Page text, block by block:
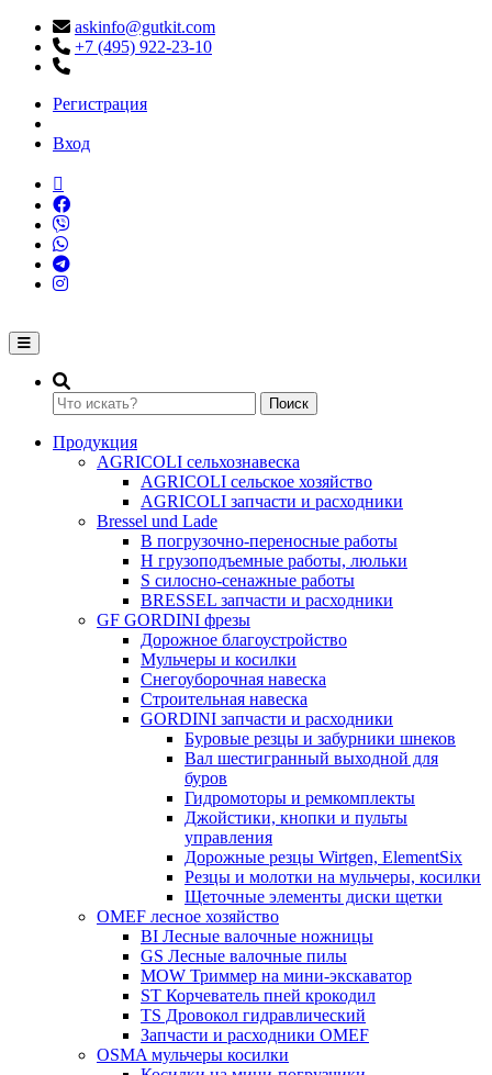
askinfo@gutkit.com
+7 (495) 922-23-10
Регистрация
Вход
Переключение навигации
Поиск
Продукция
AGRICOLI сельхознавеска
AGRICOLI сельское хозяйство
AGRICOLI запчасти и расходники
Bressel und Lade
B погрузочно-переносные работы
H грузоподъемные работы, люльки
S силосно-сенажные работы
BRESSEL запчасти и расходники
GF GORDINI фрезы
Дорожное благоустройство
Мульчеры и косилки
Снегоуборочная навеска
Строительная навеска
GORDINI запчасти и расходники
Буровые резцы и забурники шнеков
Вал шестигранный выходной для
буров
Гидромоторы и ремкомплекты
Джойстики, кнопки и пульты
управления
Дорожные резцы Wirtgen, ElementSix
Резцы и молотки на мульчеры, косилки
Щеточные элементы диски щетки
OMEF лесное хозяйство
BI Лесные валочные ножницы
GS Лесные валочные пилы
MOW Триммер на мини-экскаватор
ST Корчеватель пней крокодил
TS Дровокол гидравлический
Запчасти и расходники OMEF
OSMA мульчеры косилки